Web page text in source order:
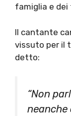
famiglia e dei
Il cantante
vissuto per il
detto:
“Non
neanche